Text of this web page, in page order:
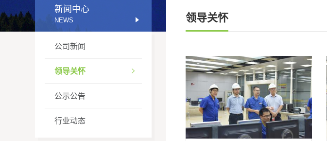
新闻中心
NEWS
公司新闻

领导关怀
公示公告
行业动态
领导关怀